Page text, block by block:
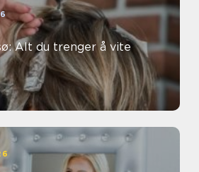
Alt du trenger å vite